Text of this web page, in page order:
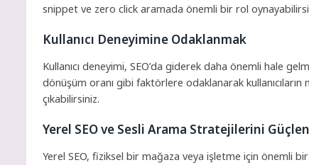
snippet ve zero click aramada önemli bir rol
Kullanıcı Deneyimine Odaklanmak
Kullanıcı deneyimi, SEO’da giderek daha önemli hale
dönüşüm oranı gibi faktörlere odaklanarak
çıkabilirsiniz.
Yerel SEO ve Sesli Arama Stratejilerini
Yerel SEO, fiziksel bir mağaza veya işletme için önemli bir